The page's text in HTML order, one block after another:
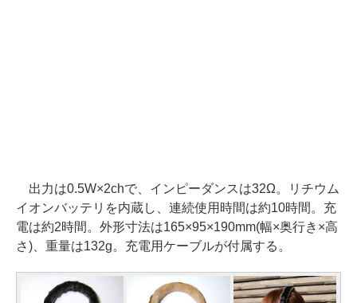
出力は0.5W×2chで、インピーダンスは32Ω。リチウム
イオンバッテリを内蔵し、連続使用時間は約10時間。充
電は約2時間。外形寸法は165×95×190mm(幅×奥行き×高
さ)、重量は132g。充電用ケーブルが付属する。